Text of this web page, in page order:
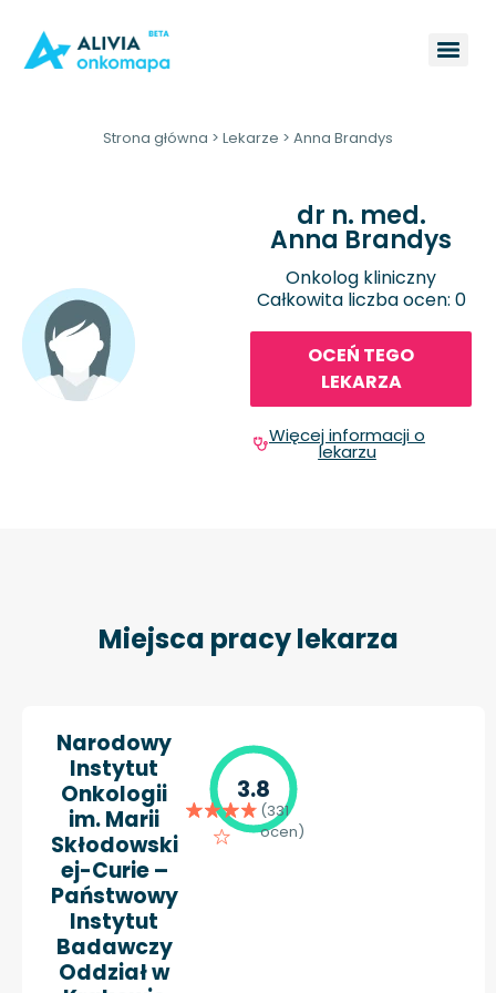
Strona główna > Lekarze > Anna Brandys
dr n. med.
Anna Brandys
Onkolog kliniczny
Całkowita liczba ocen: 0
OCEŃ TEGO
LEKARZA
Więcej informacji o
lekarzu
Miejsca pracy lekarza
Narodowy
Instytut
Onkologii
im. Marii
Skłodowski
ej-Curie –
Państwowy
Instytut
Badawczy
Oddział w
3.8
(331
ocen)